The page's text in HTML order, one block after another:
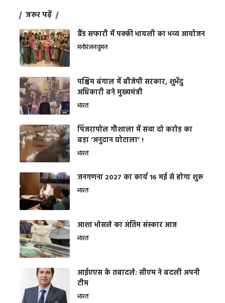
जरूर पढ़ें
ग्रैंड सफारी में पक्की भायली का भव्य आयोजन
मनोरंजनवुमन
पश्चिम बंगाल में बीजेपी सरकार, शुभेंदु
अधिकारी बने मुख्यमंत्री
भारत
​पिंजरापोल गौशाला में सवा दो करोड़ का
बड़ा ‘अनुदान घोटाला’ !
भारत
जनगणना 2027 का कार्य 16 मई से होगा शुरू
भारत
आशा भोसले का अंतिम संस्कार आज
भारत
आईएएस के तबादले: सीएम ने बदली अपनी
टीम
भारत